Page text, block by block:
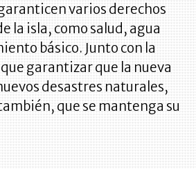
varios derechos
la isla, como salud, agua
básico. Junto con la
garantizar que la nueva
desastres naturales,
que se mantenga su